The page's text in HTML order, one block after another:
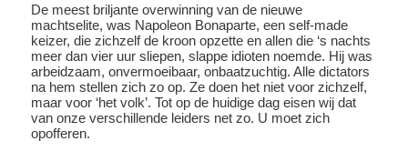
De meest briljante overwinning van de nieuwe
machtselite, was Napoleon Bonaparte, een self-made
keizer, die zichzelf de kroon opzette en allen die ‘s nachts
meer dan vier uur sliepen, slappe idioten noemde. Hij was
arbeidzaam, onvermoeibaar, onbaatzuchtig. Alle dictators
na hem stellen zich zo op. Ze doen het niet voor zichzelf,
maar voor ‘het volk’. Tot op de huidige dag eisen wij dat
van onze verschillende leiders net zo. U moet zich
opofferen.